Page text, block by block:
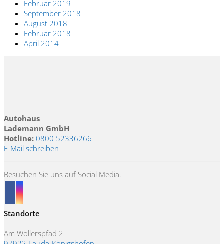
Februar 2019
September 2018
August 2018
Februar 2018
April 2014
Autohaus
Lademann GmbH
Hotline: 0800 52336266
E-Mail schreiben
Besuchen Sie uns auf Social Media.
Standorte
Am Wöllerspfad 2